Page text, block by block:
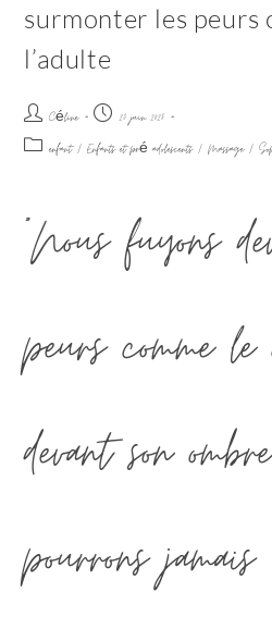
surmonter les peurs
l’adulte
Céline
23 juin 2025
enfant / Enfants et pré adolescents / Massage /
"Nous fuyons
peurs comme
devant son
pourrons